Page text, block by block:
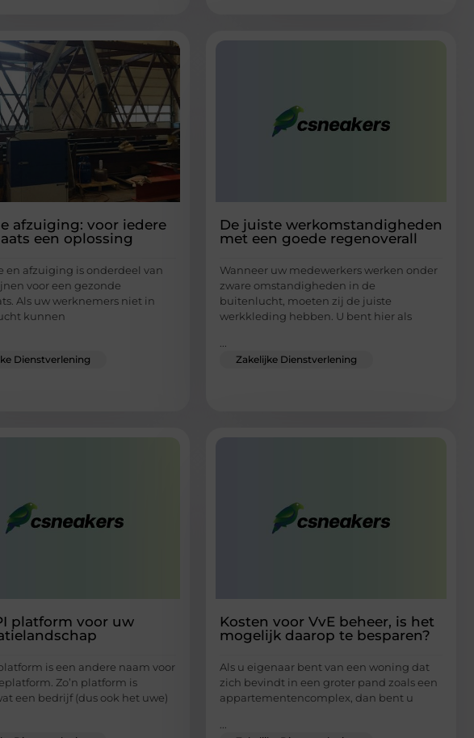
afzuiging: voor iedere
een oplossing
en afzuiging is onderdeel van
voor een gezonde
Als uw werknemers niet in
kunnen
Dienstverlening
De juiste werkomstandigheden
met een goede regenoverall
Wanneer uw medewerkers werken onder
zware omstandigheden in de
buitenlucht, moeten zij de juiste
werkkleding hebben. U bent hier als
Zakelijke Dienstverlening
platform voor uw
is een andere naam voor
Zo’n platform is
een bedrijf (dus ook het uwe)
Kosten voor VvE beheer, is het
mogelijk daarop te besparen?
Als u eigenaar bent van een woning dat
zich bevindt in een groter pand zoals een
appartementencomplex, dan bent u
...